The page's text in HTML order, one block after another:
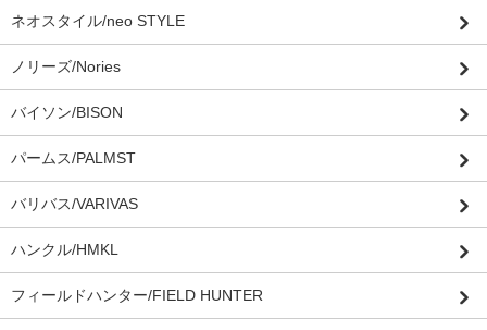
ネオスタイル/neo STYLE
ノリーズ/Nories
バイソン/BISON
パームス/PALMST
バリバス/VARIVAS
ハンクル/HMKL
フィールドハンター/FIELD HUNTER